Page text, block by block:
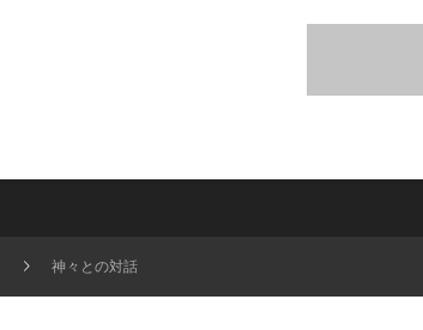
神々との対話